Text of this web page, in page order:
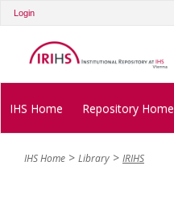
Login
IHS Home Repository Home
IHS Home Library IRIHS